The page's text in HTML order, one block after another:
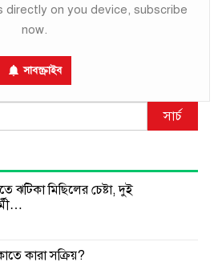
on you device, subscribe
now.
সাবস্ক্রাইব
সার্চ
ঝটিকা মিছিলের চেষ্টা, দুই
কারা সক্রিয়?